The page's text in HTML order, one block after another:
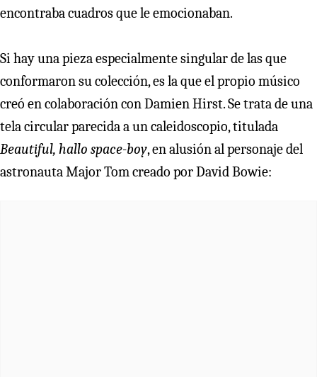
encontraba cuadros que le emocionaban.
Si hay una pieza especialmente singular de las que
conformaron su colección, es la que el propio músico
creó en colaboración con Damien Hirst. Se trata de una
tela circular parecida a un caleidoscopio, titulada
Beautiful, hallo space-boy, en alusión al personaje del
astronauta Major Tom creado por David Bowie: